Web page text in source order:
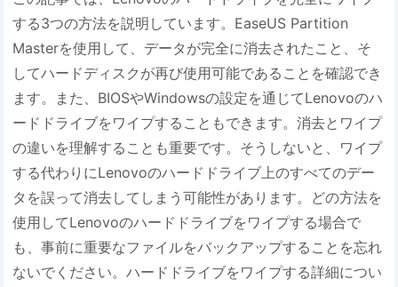
する3つの方法を説明しています。EaseUS Partition
Masterを使用して、データが完全に消去されたこと、そ
してハードディスクが再び使用可能であることを確認でき
ます。また、BIOSやWindowsの設定を通じてLenovoのハ
ードドライブをワイプすることもできます。消去とワイプ
の違いを理解することも重要です。そうしないと、ワイプ
する代わりにLenovoのハードドライブ上のすべてのデー
タを誤って消去してしまう可能性があります。どの方法を
使用してLenovoのハードドライブをワイプする場合で
も、事前に重要なファイルをバックアップすることを忘れ
ないでください。ハードドライブをワイプする詳細につい